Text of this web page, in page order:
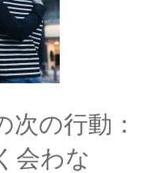
次の行動：
会わな